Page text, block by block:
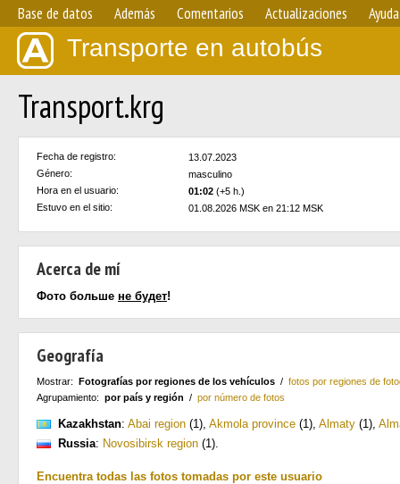
Base de datos Además Comentarios Actualizaciones Ayuda
Transporte en autobús
Transport.krg
Fecha de registro:
13.07.2023
Género:
masculino
Hora en el usuario:
01:02 (+5 h.)
Estuvo en el sitio:
01.08.2026 MSK en 21:12 MSK
Acerca de mí
Фото больше не будет!
Geografía
Mostrar: Fotografías por regiones de los vehículos / fotos por regiones de
Agrupamiento: por país y región / por número de fotos
Kazakhstan: Abai region (1), Akmola province (1), Almaty (1),
Russia: Novosibirsk region (1).
Encuentra todas las fotos tomadas por este usuario